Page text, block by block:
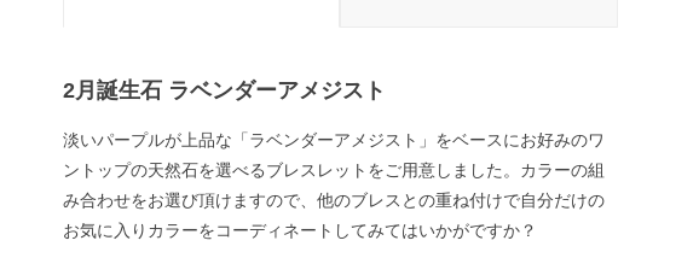
2月誕生石 ラベンダーアメジスト
淡いパープルが上品な「ラベンダーアメジスト」をベースにお好みのワ
ントップの天然石を選べるブレスレットをご用意しました。カラーの組
み合わせをお選び頂けますので、他のブレスとの重ね付けで自分だけの
お気に入りカラーをコーディネートしてみてはいかがですか？